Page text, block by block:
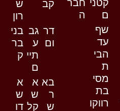
קטני
ם
חבר
ה
שף
עד
הבי
ת
מסי
בת
רווקו
קב
ש
רון
דר
ום
גב
ע
תיי
ם
בני
בר
ק
בא
ר
ש
א
ש
קל
א
ש
דו